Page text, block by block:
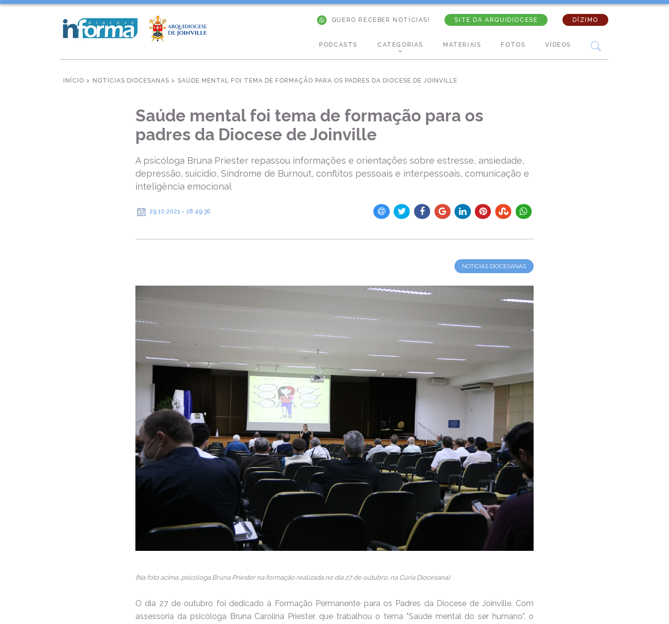
DÍZIMO
SITE DA ARQUIDIOCESE
QUERO RECEBER NOTÍCIAS!
VÍDEOS
FOTOS
MATERIAIS
CATEGORIAS
PODCASTS
INÍCIO > NOTÍCIAS DIOCESANAS > SAÚDE MENTAL FOI TEMA DE FORMAÇÃO PARA OS PADRES DA DIOCESE DE JOINVILLE
Saúde mental foi tema de formação para os
padres da Diocese de Joinville
A psicóloga Bruna Priester repassou informações e orientações sobre estresse, ansiedade,
depressão, suicídio, Síndrome de Burnout, conflitos pessoais e interpessoais, comunicação e
inteligência emocional
29.10.2021 - 18:49:36
NOTÍCIAS DIOCESANAS
(Na foto acima, psicóloga Bruna Priester na formação realizada no dia 27 de outubro, na Cúria Diocesana)
O dia 27 de outubro foi dedicado à Formação Permanente para os Padres da Diocese de Joinville. Com
assessoria da psicóloga Bruna Carolina Priester, que trabalhou o tema "Saúde mental do ser humano", o